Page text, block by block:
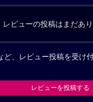
レビューの投稿はまだあり
ど、レビュー投稿を受け
レビューを投稿する